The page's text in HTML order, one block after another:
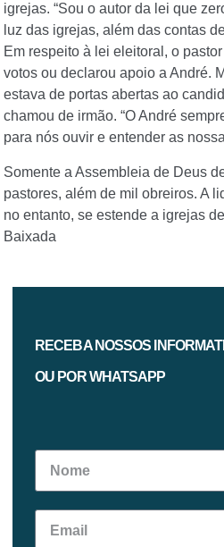
igrejas. “Sou o autor da lei que
luz das igrejas, além das contas
Em respeito à lei eleitoral, o
votos ou declarou apoio a André.
estava de portas abertas ao
chamou de irmão. “O André
para nós ouvir e entender as
Somente a Assembleia de Deus
pastores, além de mil obreiros. A
no entanto, se estende a igrejas
Baixada
RECEBA NOSSOS
OU POR WHATSAPP